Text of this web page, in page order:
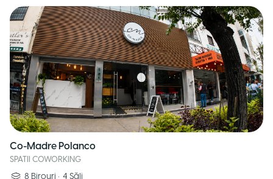
Co-Madre Polanco
SPATII COWORKING
8 Birouri • 4 Săli